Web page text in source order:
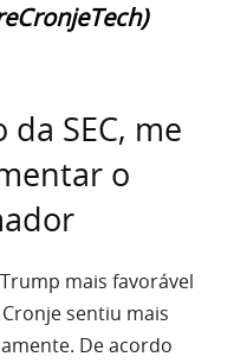
SEC, me
o
mais favorável
sentiu mais
De acordo